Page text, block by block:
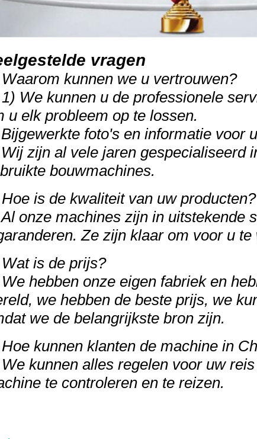
vragen
kunnen we u vertrouwen?
We kunnen u de professionele
u elk probleem op te lossen.
foto's en informatie voor
zijn al vele jaren gespecialiseerd
bouwmachines.
is de kwaliteit van uw producten?
onze machines zijn in uitstekende
Ze zijn klaar om voor u te
is de prijs?
hebben onze eigen fabriek en
we hebben de beste prijs, we
we de belangrijkste bron zijn.
kunnen klanten de machine in
kunnen alles regelen voor uw
te controleren en te reizen.